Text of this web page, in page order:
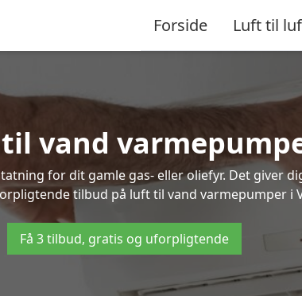
Forside Luft til
vand
for dit gamle gas- eller oliefyr. Det giver
tilbud på luft til vand varmepumper i
Få 3 tilbud, gratis og uforpligtende